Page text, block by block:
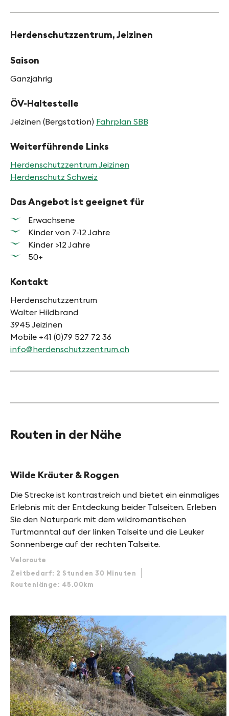
Herdenschutzzentrum, Jeizinen
Saison
Ganzjährig
ÖV-Haltestelle
Jeizinen (Bergstation) Fahrplan SBB
Weiterführende Links
Herdenschutzzentrum Jeizinen
Herdenschutz Schweiz
Das Angebot ist geeignet für
Erwachsene
Kinder von 7-12 Jahre
Kinder >12 Jahre
50+
Kontakt
Herdenschutzzentrum
Walter Hildbrand
3945 Jeizinen
Mobile +41 (0)79 527 72 36
info@herdenschutzzentrum.ch
Routen in der Nähe
Wilde Kräuter & Roggen
Die Strecke ist kontrastreich und bietet ein einmaliges
Erlebnis mit der Entdeckung beider Talseiten. Erleben
Sie den Naturpark mit dem wildromantischen
Turtmanntal auf der linken Talseite und die Leuker
Sonnenberge auf der rechten Talseite.
Veloroute
Zeitbedarf: 2 Stunden 30 Minuten
Routenlänge: 45.00km